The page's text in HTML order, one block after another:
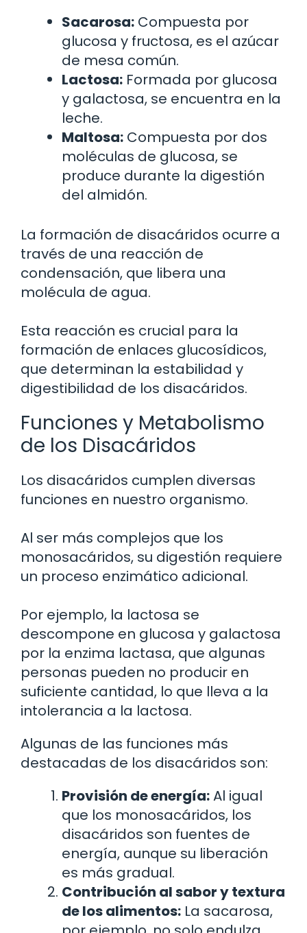
Sacarosa: Compuesta por
glucosa y fructosa, es el azúcar
de mesa común.
Lactosa: Formada por glucosa
y galactosa, se encuentra en la
leche.
Maltosa: Compuesta por dos
moléculas de glucosa, se
produce durante la digestión
del almidón.
La formación de disacáridos ocurre a
través de una reacción de
condensación, que libera una
molécula de agua.
Esta reacción es crucial para la
formación de enlaces glucosídicos,
que determinan la estabilidad y
digestibilidad de los disacáridos.
Funciones y Metabolismo
de los Disacáridos
Los disacáridos cumplen diversas
funciones en nuestro organismo.
Al ser más complejos que los
monosacáridos, su digestión requiere
un proceso enzimático adicional.
Por ejemplo, la lactosa se
descompone en glucosa y galactosa
por la enzima lactasa, que algunas
personas pueden no producir en
suficiente cantidad, lo que lleva a la
intolerancia a la lactosa.
Algunas de las funciones más
destacadas de los disacáridos son:
Provisión de energía:Al igual
que los monosacáridos, los
disacáridos son fuentes de
energía, aunque su liberación
es más gradual.
Contribución al sabor y textura
de los alimentos: La sacarosa,